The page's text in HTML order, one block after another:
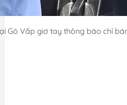
Gò Vấp giơ tay thông báo chỉ